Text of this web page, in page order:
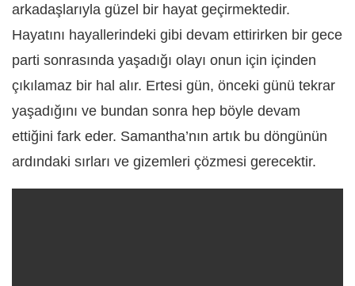
arkadaşlarıyla güzel bir hayat geçirmektedir.
Hayatını hayallerindeki gibi devam ettirirken bir gece
parti sonrasında yaşadığı olayı onun için içinden
çıkılamaz bir hal alır. Ertesi gün, önceki günü tekrar
yaşadığını ve bundan sonra hep böyle devam
ettiğini fark eder. Samantha’nın artık bu döngünün
ardındaki sırları ve gizemleri çözmesi gerecektir.